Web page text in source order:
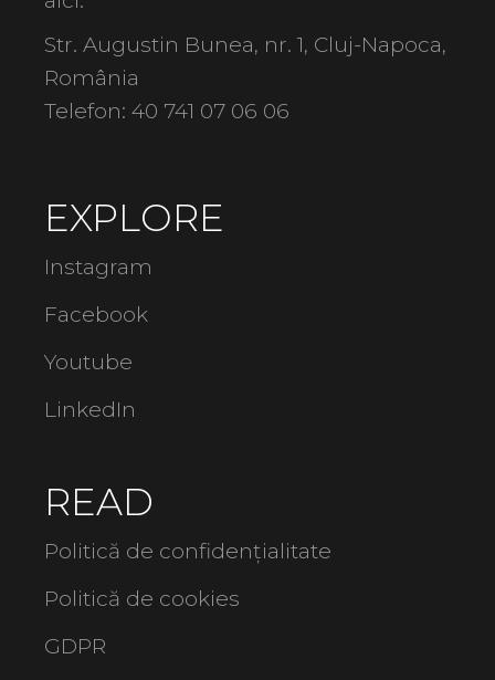
Str. Augustin Bunea, nr. 1, Cluj-Napoca,
România
Telefon:40 741 07 06 06
EXPLORE
Instagram
Facebook
Youtube
LinkedIn
READ
Politică de confidențialitate
Politică de cookies
GDPR